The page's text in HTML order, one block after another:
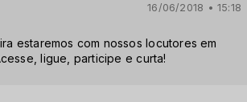
16/06/2018 • 15:18
estaremos com nossos locutores em
ligue, participe e curta!